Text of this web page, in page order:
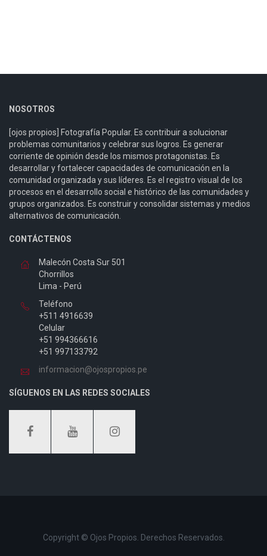
NOSOTROS
[ojos propios] Fotografía Popular. Es contribuir a solucionar
problemas comunitarios y celebrar sus logros. Es generar
corriente de opinión desde los mismos protagonistas. Es
desarrollar y fortalecer capacidades de comunicación en la
comunidad organizada y sus líderes. Es el registro visual de los
procesos en el desarrollo social e histórico de las comunidades y
grupos organizados. Es construir y consolidar sistemas y medios
alternativos de comunicación.
CONTÁCTENOS
Malecón Costa Sur 501
Chorrillos
Lima - Perú
Teléfono
+511 4916639
Celular
+51 994366616
+51 997133792
informacion@ojospropios.pe
SÍGUENOS EN LAS REDES SOCIALES
Copyright © Ojos Propios. Derechos Reservados.